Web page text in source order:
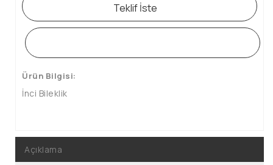
Teklif İste
Ürün Bilgisi:
İnci Bileklik
Açıklama